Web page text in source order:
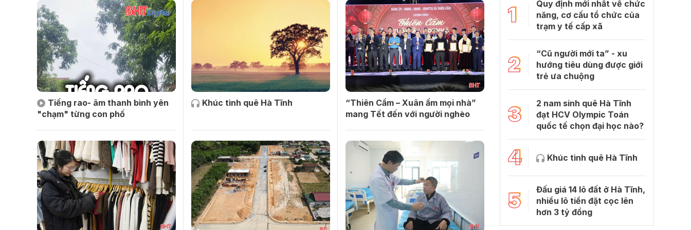
Tiếng rao- âm thanh bình yên
"chạm" từng con phố
Khúc tình quê Hà Tĩnh
“Thiên Cầm – Xuân ấm mọi nhà”
mang Tết đến với người nghèo
1
Quy định mới nhất về chức
năng, cơ cấu tổ chức của
trạm y tế cấp xã
2
“Cũ người mới ta” - xu
hướng tiêu dùng được giới
trẻ ưa chuộng
3
2 nam sinh quê Hà Tĩnh
đạt HCV Olympic Toán
quốc tế chọn đại học nào?
4 Khúc tình quê Hà Tĩnh
5
Đấu giá 14 lô đất ở Hà Tĩnh,
nhiều lô tiền đặt cọc lên
hơn 3 tỷ đồng